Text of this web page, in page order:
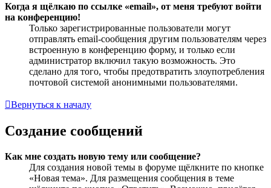
Когда я щёлкаю по ссылке «email», от меня требуют войти
на конференцию!
Только зарегистрированные пользователи могут
отправлять email-сообщения другим пользователям через
встроенную в конференцию форму, и только если
администратор включил такую возможность. Это
сделано для того, чтобы предотвратить злоупотребления
почтовой системой анонимными пользователями.
Вернуться к началу
Создание сообщений
Как мне создать новую тему или сообщение?
Для создания новой темы в форуме щёлкните по кнопке
«Новая тема». Для размещения сообщения в теме